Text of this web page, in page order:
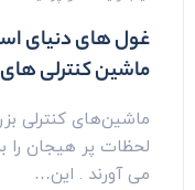
غول های دنیای
ماشین کنترلی
ماشین‌های کنترلی
لحظات پر هیجان را
می آورند . این…